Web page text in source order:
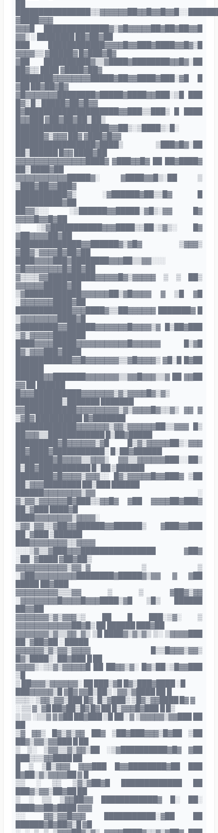
▓████▓▓▓
▓▓▓█ ██████████████▓▒▓█▓▓▓▓▓██▓██▓██▓▓█
▓▓▒ ░ ████████ ██▓██▓██
███ ████████████▓▓▓▓█▓▓███▓████▓▓█▓▒█
▓▓▓▓▒▒ ▓█████▓ █▓███▓█▓
▓██ ██████████▓▒▒▓████▓████████▓▓█▓░██
██▓▒▒ ████ ▓████▓██▓
████████▓▓▓▓▓▓▓▓█████▓██▓▓████▓███░▓█ █
▓██ ██▓██▓█▓
▓█▓▓▓▓▓▓▓████████▓█████▓████▓▓███░▒█ ███
█▓▒ █░ █████▓██▓█▓▓
█▓████████████████████▓▓███▒▒███▒ █ ████
█▓▓███ ▓██▓██▓██▒██▒
████████████████████▓▓██▒░▒████▒░█░
██████▓▒▓▓▓ ██▓ ▓███▓█▓▓
█████████████████▓████▒ ▒███▓█▓░██
██▒██████ █▓▓ ████▓██
▓▓▓▓▓▓▓▓▓▓▓▓▓▓▓████▓ ▓███▓▓█▓ ██ ██▓████▓
██▒ ████▓██
▓▓▓▓▓▓▓▓▓▓▓█████▓░ ▓████▓▓█▒░██ ▒
▒███▓██▓▓███▓
███████████▓▒ ░▓██████▓██▒▒█▓ █
██████████▓██
██▓▓▒░░ ░▒██████▓▓█████░▓█▒░▓▓ █▓
▓▓▓▓█▓▓█▓██
░ ░▒▓███████████▓▓▓████▒▒██░▒▓▒░ █▓
▓██▓▓▓▓██▓██
██████████████▓▓██████▓▒▓█▓ ▒▓▓▓▒
▓██▓▒▓▓▓▓█▓██▓██
████▓▓▓▓███▓████████▓▓▓██▒▒▓▓░░░
▓█▓▓▓▓▓▓▓▓█▓██▓██
▓▒▒▒▒▓▓██████████▓▓▓▓▓█▓▒▓▓▓▓▓ ▒ ▒ ██▒
▓▓▓▓▓▓█████▓██
▒▓████████████▓▓▓▓▓▓██▒▓█▓▓▓▓ ▓ ▒█ ▓█
░▓▓▓▓▓▓▓████▓██
████████████▓▓▓████▓▒▒██▓▓▓▓▓▓ ███████▓ █
▒▓▓▓▓▓▓▓▓████▓█
▓████████▓▓██████▓▓▓▓▓▓▓█▓▓▓▓▒▓ █▒██▓███
▒▓▒▓▓▓▓▓███████
████▓▓▓▓█████▓▓▓▓▓▓▓▓▓▓▓█▓▓▓▓▓▓ █▒▓█
█▓▒▓▓▓███▓████
████████████▓▓█▓▓▓▓▓▓▓▒▒▓█▓▓▓▓▒ ▓█░█ █▓██
██████▓▓███████▓▓▓▓▓▓▓▒▒▓▓█▓▓▓▒▒▓ ██ ▓▓██
▓▓ ██ ██████
█▓▓▓██████████▓▓▓▓▓▓▓▒▓▒▓▓▓▓█▓▒▓▒
██████████▒███████ ███████
▓▓███████████▓▓▓▓▓▓▓▓▓▒▓▒▓▓▓▓█▓▒▒▓▒ ▓▓ ▓
▒▓█▓ ██████████ █▓███████
█████████████▓▓▓▓▓▓▓▒▓▓▒▓▓▓▓▓▓██▒▒▓▓▓ █▒
██▓▓▓▒▒████████████ █▒██▓█████
█████████▓█▓▓▓▓▓▓▒▓█ █▒▓▒▓▓▓▓▓██▒░▓▓▓
██▓████▓███████████░ █░██▓██████
████████▓█▓▓▓▓▒▒▓▓▓▒ ▓▓▒▒▓▓▓▓▓▓███░░██▒
█▒██▓███████████ █░██ ▒██████
████████▓█▓▓▓▓▒▓▓▓░░ █▓▒▓▓▓▓▓█▓▓███▓ ▒██
██▒▓▓▓████████ ██▒███ ██████
██████▓▓▓▓▓▓▓▓▒▓▓ ░
▓▒▓▓▒▓▓▓▓▓▓█▓███▒▒▓▓█▓ ▓██ ▓▓▓▓██▓███▓
██▒▓███ ████▓█
████▓▓▓▓▓▓▓▓▒▓▓▓▓░
▒▓▓░▓▓▒▒▓██▓▓██████▓▓██████▒ ▓███▓▓███
██░▓███ ▒██████
███▓▓▓▓▓▓▓▓▒▒▓▓▓▓
░░░▒▓▒▒▓███▓▓▓████████████████ ▓██▓
░██░▓████ ▓██▓██▒
▓▓▓▓▓▓▓▓▓▓▓▒▓▓░▓ ▒ ▒
░▓██▓▓▓▓▓▓▓▓▓████████▓█████▓▒▓▓ ▓ ▓██
█████ ██▓███
▓▓▓▓▓▓▓▓▓▒▒▒▓▓ ▒ ▒ ▓██▓▒▓▓
░▓▓▓▓▓▓▓▓█▓▓▓▓█▓▓▓████▒▓█ ▒█▒ ██████
██▓▓██
▓▓▓▓▓▓▓▒▓▒▓▓▓░▒ ██ █ ███░▒▓░ ▒
▓▓▓▓▓▓▓▓▓▓▓▓██▓█▒ ██ ██████ ███▓██
▓▓▓▓▓▓▓▒▓▒▒▓▓░▓▒ ▒█ ████▓▒▓▒▓▒ ▒░ ▒▓▓▓▓███
██░▓██▓██ ░ █████
▓▓▓▓▓▓▒▓▒▓▓▒▓▓▓▓ █▒▒█▓▓▓▒▓▓▒
█▓▒████▒░██▓███ █ ██
▓▓▓▓▒░▒▒▓▒▓▓▓▓▓█ ██ ██▓▓▒▓░ █▓▒██░▒█▓▓███
▒█
▒ ██▓▓▓▒▓▓▓▓▓▓░ ██ ███▒▓█ █▓▒███▓████ ░█
███▓▓▓▓▓▒█ ▓█▓ ▓▓█▒██▒ ░▓▓▒▓████ ██ █
▒▒▒░ ▒▓▓▒▓▓▒███ █▓░█▒▓███▒ ▒█▓▒▓▓████ █▓ ▓
░ ▒▒ ▓░▓█ ██▓██▒█▓ █▓ ██ █▒▓▓▓█▓███ █ █▒
▒ ▒▒ ░▒▒▓ ▓ ▓██ ██▓███ ▒█ ██░ ▓ ▒▓▓▓▓▓▒▓▓███ ██
▒▓ ▓▓▒ █▓▒▓▒▓▓ ██▓ ▒██▓███▓▓▓▒█▓██ ▒██
██▓▒▓▓▒▓▓███ █ ██
▒ ▒░ ▒▓▓▒▒▓▒▓▓▒██ ░▒▓██████████▓█▓ ▓██
███▒▒▒▓▓████ ██
█ ▒ ▒█▒▓▓▓ ▓▓▓███ █▓▓████████▓██ ███
█▓██▒▓▒▓▓▓▓██ ▓ █
▒▒ ░ ▒▒ ▒▓▒▓██▓█ █████████████ ██
███▓▒▓▓▒██▓██ ██
▒ ░ ▒▒ ▒▓▓██▓▓ ████████████▓ █░ ██░
████▓▓██▓████ ▓▓▓
░░ ▓▓▒▓▓█▓▓▓ ███████████░▓██ ██
██████▓█▓██▓▒█ ▓█